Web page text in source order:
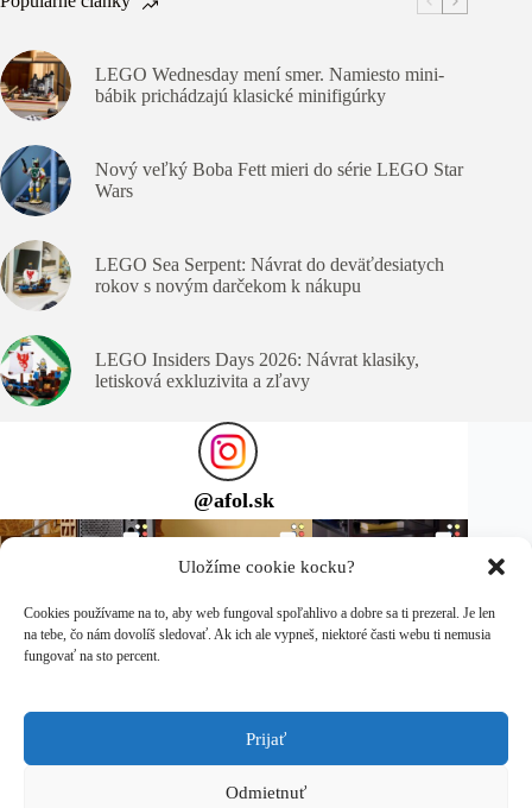
Uložíme cookie kocku?
Cookies používame na to, aby web fungoval spoľahlivo a dobre sa ti prezeral. Je len
na tebe, čo nám dovolíš sledovať. Ak ich ale vypneš, niektoré časti webu ti nemusia
fungovať na sto percent.
Prijať
Odmietnuť
LEGO Wednesday mení smer. Namiesto mini-
bábik prichádzajú klasické minifigúrky
Nový veľký Boba Fett mieri do série LEGO Star
Wars
LEGO Sea Serpent: Návrat do deväťdesiatych
rokov s novým darčekom k nákupu
LEGO Insiders Days 2026: Návrat klasiky,
letisková exkluzivita a zľavy
@afol.sk
Sleduj ma na Instagrame